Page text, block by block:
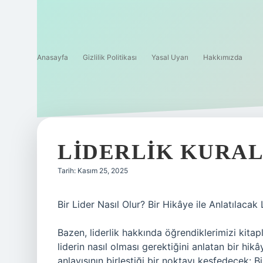
Anasayfa Gizlilik Politikası Yasal Uyarı Hakkımızda
LIDERLIK
Tarih: Kasım 25, 2025
Bir Lider Nasıl Olur? Bir Hikâye ile
Bazen, liderlik hakkında öğrendiklerimizi
liderin nasıl olması gerektiğini anlatan bir
anlayışının birleştiği bir noktayı keşfedecek: